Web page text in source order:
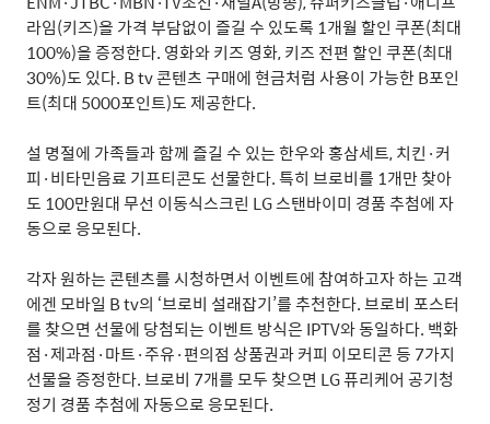
라임(키즈)을 가격 부담없이 즐길 수 있도록 1개월 할인 쿠폰(최대
100%)을 증정한다. 영화와 키즈 영화,키즈 전편 할인 쿠폰(최대
30%)도 있다. B tv콘텐츠 구매에 현금처럼 사용이 가능한B포인
트(최대 5000포인트)도 제공한다.
설 명절에 가족들과 함께 즐길 수 있는 한우와 홍삼세트,치킨 ·커
피 ·비타민음료 기프티콘도 선물한다.특히 브로비를 1개만 찾아
도 100만원대 무선 이동식스크린 LG스탠바이미 경품 추첨에 자
동으로 응모된다.
각자 원하는 콘텐츠를 시청하면서 이벤트에 참여하고자 하는 고객
에겐 모바일 B tv의 ‘브로비 설래잡기’를 추천한다.브로비 포스터
를 찾으면 선물에 당첨되는 이벤트 방식은 IPTV와 동일하다. 백화
점 ·제과점 ·마트·주유·편의점 상품권과 커피 이모티콘 등 7가지
선물을 증정한다.브로비 7개를 모두 찾으면 LG퓨리케어 공기청
정기 경품 추첨에 자동으로 응모된다.